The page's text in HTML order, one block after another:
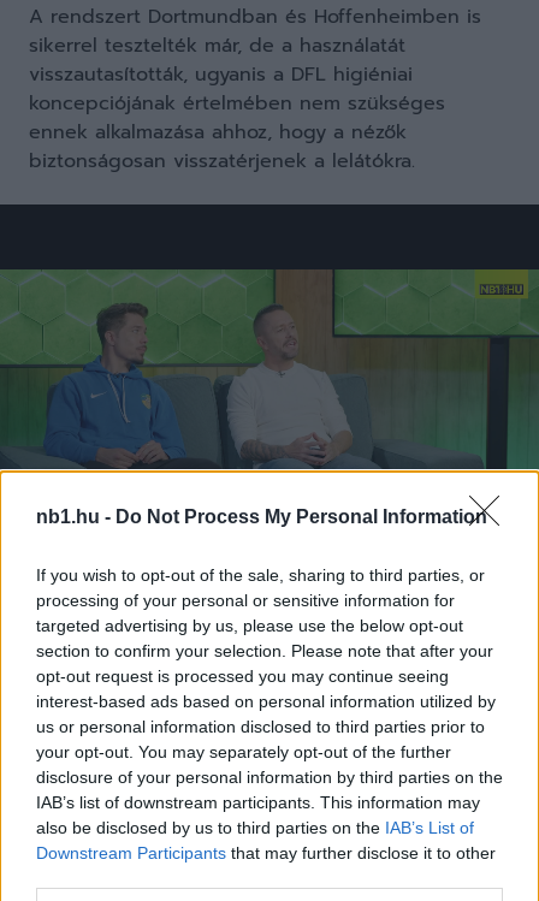
nb1.hu - Do Not Process My Personal Information
If you wish to opt-out of the sale, sharing to third parties, or
processing of your personal or sensitive information for
targeted advertising by us, please use the below opt-out
section to confirm your selection. Please note that after your
opt-out request is processed you may continue seeing
interest-based ads based on personal information utilized by
us or personal information disclosed to third parties prior to
your opt-out. You may separately opt-out of the further
disclosure of your personal information by third parties on the
IAB’s list of downstream participants. This information may
also be disclosed by us to third parties on the IAB’s List of
Downstream Participants that may further disclose it to other
A rendszert Dortmundban és Hoffenheimben is
sikerrel tesztelték már, de a használatát
visszautasították, ugyanis a DFL higiéniai
koncepciójának értelmében nem szükséges
ennek alkalmazása ahhoz, hogy a nézők
biztonságosan visszatérjenek a lelátókra.
UnmuteLoaded:
0%
Szöveg forrása: Simon Zoltán/nb1.hu
Megosztás:
KAPCSOLÓDÓ HÍREK